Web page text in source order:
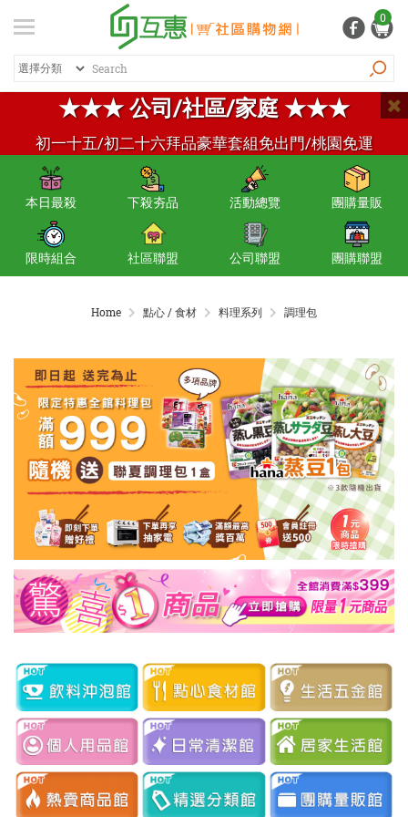
★★★ 公司/社區/家庭 ★★★
初一十五/初二十六拜品豪華套組免出門/桃園免運
0
登入 / 註冊
紅利專區
商品總覽
居家生活
日常清潔
個人用品
飲料 / 沖泡
點心 / 食材
生鮮 / 蔬果
檔期★活動
限時♦️組合
熱銷商品
本日最殺 下殺夯品 活動總覽 團購量販
限時組合 社區聯盟 公司聯盟 團購聯盟
Home 點心 / 食材 料理系列 調理包
商品篩選